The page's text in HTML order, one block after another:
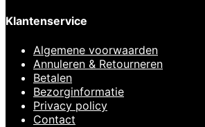
Klantenservice
Algemene voorwaarden
Annuleren & Retourneren
Betalen
Bezorginformatie
Privacy policy
Contact